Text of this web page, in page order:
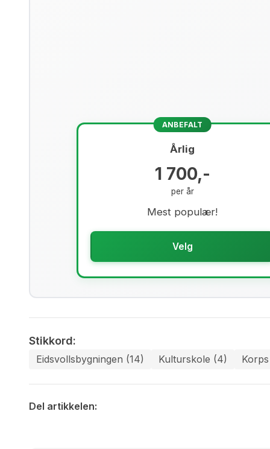
ANBEFALT
Årlig
1 700,-
per år
Mest populær!
Velg
Stikkord:
Eidsvollsbygningen (14) Kulturskole (4)
Del artikkelen: